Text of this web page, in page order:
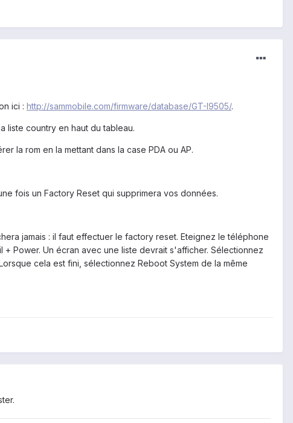
ici : http://sammobile.com/firmware/database/GT-I9505/.
liste country en haut du tableau.
la rom en la mettant dans la case PDA ou AP.
fois un Factory Reset qui supprimera vos données.
jamais : il faut effectuer le factory reset. Eteignez le téléphone
Power. Un écran avec une liste devrait s'afficher. Sélectionnez
cela est fini, sélectionnez Reboot System de la même